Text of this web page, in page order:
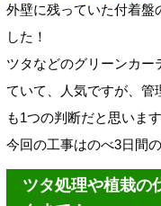
外壁に残っていた付着盤
した！
ツタなどのグリーンカ
ていて、人気ですが、管
も1つの判断だと思います
今回の工事はのべ3日間
ツタ処理や植栽の